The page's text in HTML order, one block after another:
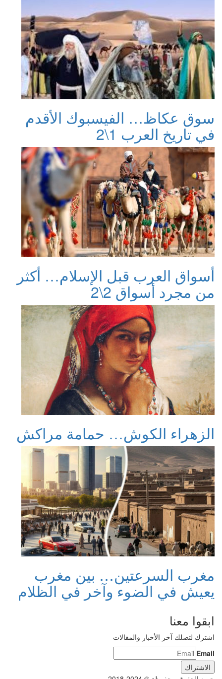
سوق عكاظ… الفيسبوك الأقدم
في تاريخ العرب 1\2
أسواق العرب قبل الإسلام… أكثر
من مجرد أسواق 2\2
الزهراء الكوش… حمامة مراكش
مغرب السرعتين… بين مغرب
يعيش في الضوء وآخر في الظلام
ابقوا معنا
اشترك لتصلك آخر الأخبار والمقالات
Email